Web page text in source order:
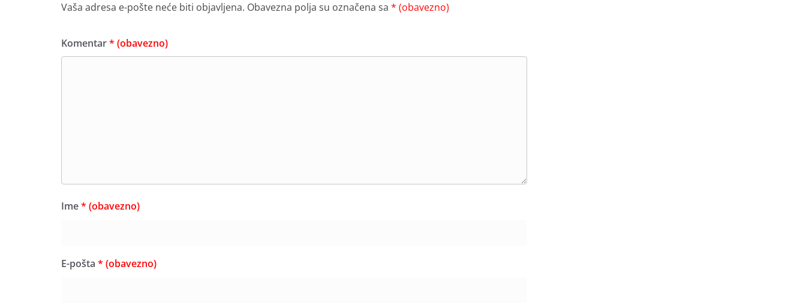
Vaša adresa e-pošte neće biti objavljena. Obavezna polja su označena sa * (obavezno)
Komentar* (obavezno)
Ime* (obavezno)
E-pošta * (obavezno)